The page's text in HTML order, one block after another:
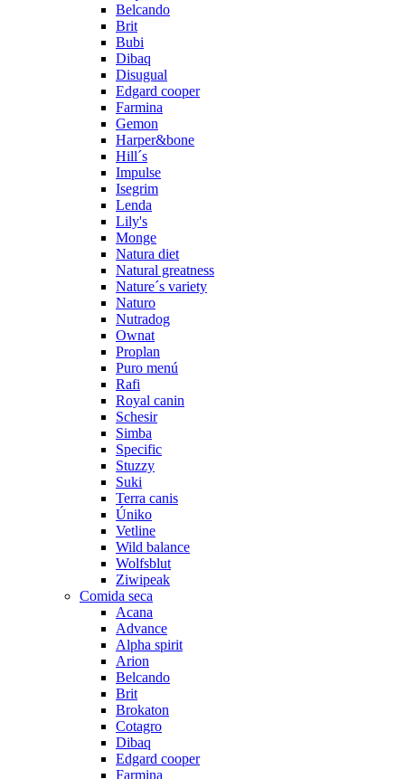
Belcando
Brit
Bubi
Dibaq
Disugual
Edgard cooper
Farmina
Gemon
Harper&bone
Hill´s
Impulse
Isegrim
Lenda
Lily's
Monge
Natura diet
Natural greatness
Nature´s variety
Naturo
Nutradog
Ownat
Proplan
Puro menú
Rafi
Royal canin
Schesir
Simba
Specific
Stuzzy
Suki
Terra canis
Úniko
Vetline
Wild balance
Wolfsblut
Ziwipeak
Comida seca
Acana
Advance
Alpha spirit
Arion
Belcando
Brit
Brokaton
Cotagro
Dibaq
Edgard cooper
Farmina